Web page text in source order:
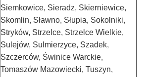
Siemkowice, Sieradz, Skierniewice,
Skomlin, Sławno, Słupia, Sokolniki,
Stryków, Strzelce, Strzelce Wielkie,
Sulejów, Sulmierzyce, Szadek,
Szczerców, Świnice Warckie,
Tomaszów Mazowiecki, Tuszyn,